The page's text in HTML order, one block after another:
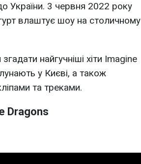
України. 3 червня 2022 року
влаштує шоу на столичному
найгучніші хіти Imagine
у Києві, а також
та треками.
Dragons